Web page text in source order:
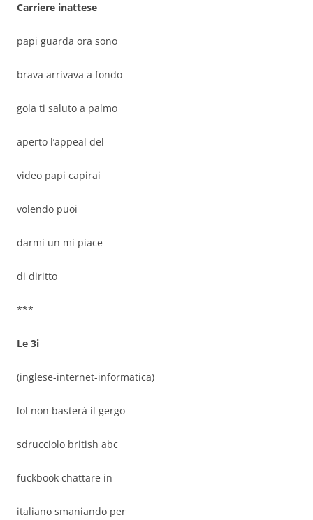
Carriere inattese
papi guarda ora sono
brava arrivava a fondo
gola ti saluto a palmo
aperto l’appeal del
video papi capirai
volendo puoi
darmi un mi piace
di diritto
***
Le 3i
(inglese-internet-informatica)
lol non basterà il gergo
sdrucciolo british abc
fuckbook chattare in
italiano smaniando per